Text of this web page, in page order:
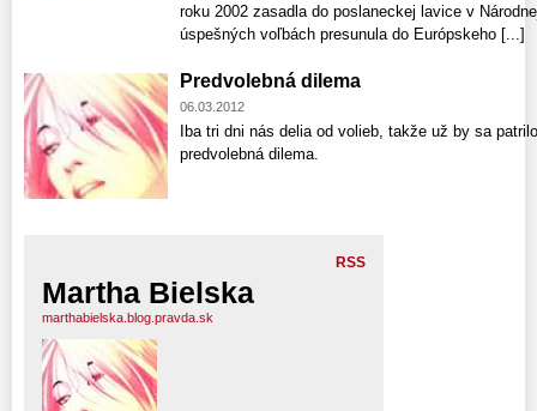
roku 2002 zasadla do poslaneckej lavice v
úspešných voľbách presunula do Európskeho [...]
Predvolebná dilema
06.03.2012
Iba tri dni nás delia od volieb, takže už by sa
predvolebná dilema.
RSS
Martha Bielska
marthabielska.blog.pravda.sk